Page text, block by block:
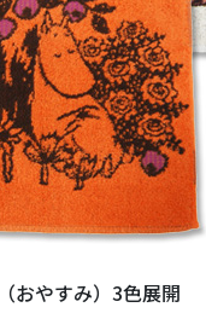
（おやすみ）3色展開